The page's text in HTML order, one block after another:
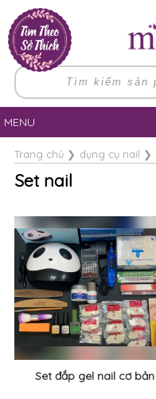
MENU
Trang chủ❯ dụng cụ nail ❯
Set nail
Set đắp gel nail cơ bản